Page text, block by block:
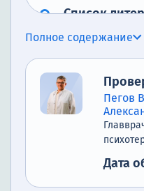
Список
Полное содержание
Пегов
Дата